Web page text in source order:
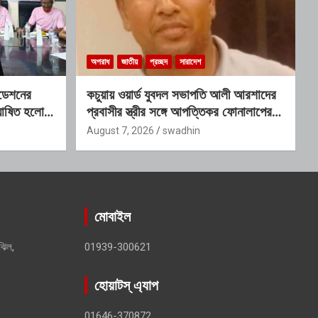
হলো
অপরাধ জাতীয় প্রচ্ছদ সারাদেশ
কচুয়ায় ওয়ার্ড যুবদল সভাপতি আলী আরশাদের
প্রবাসীর স্ত্রীর সঙ্গে আপত্তিকর ফোনালাপের
অডিও ভাইরাল; শাস্তির দাবি এলাকাবাসীর
August 7, 2026 swadhin
মোবাইল
01939-300621
হোয়াটস্ এ্যাপ